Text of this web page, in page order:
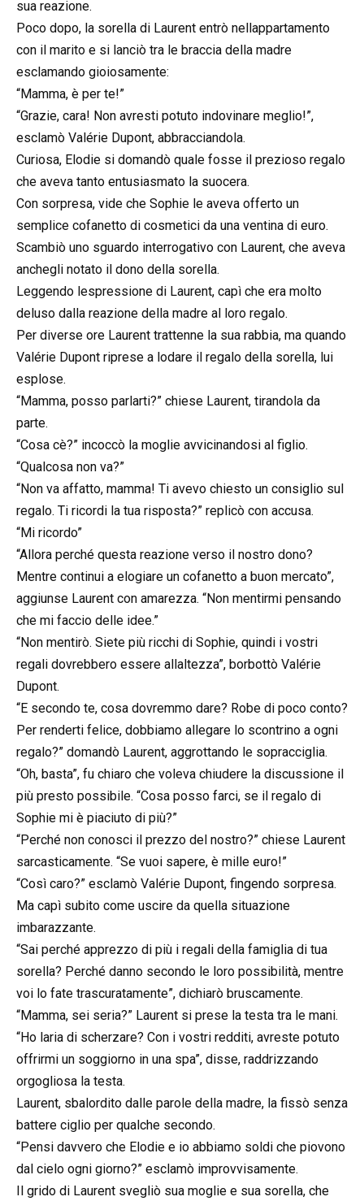
sua reazione.
Poco dopo, la sorella di Laurent entrò nellappartamento
con il marito e si lanciò tra le braccia della madre
esclamando gioiosamente:
“Mamma, è per te!”
“Grazie, cara! Non avresti potuto indovinare meglio!”,
esclamò Valérie Dupont, abbracciandola.
Curiosa, Elodie si domandò quale fosse il prezioso regalo
che aveva tanto entusiasmato la suocera.
Con sorpresa, vide che Sophie le aveva offerto un
semplice cofanetto di cosmetici da una ventina di euro.
Scambiò uno sguardo interrogativo con Laurent, che aveva
anchegli notato il dono della sorella.
Leggendo lespressione di Laurent, capì che era molto
deluso dalla reazione della madre al loro regalo.
Per diverse ore Laurent trattenne la sua rabbia, ma quando
Valérie Dupont riprese a lodare il regalo della sorella, lui
esplose.
“Mamma, posso parlarti?” chiese Laurent, tirandola da
parte.
“Cosa cè?” incoccò la moglie avvicinandosi al figlio.
“Qualcosa non va?”
“Non va affatto, mamma! Ti avevo chiesto un consiglio sul
regalo. Ti ricordi la tua risposta?” replicò con accusa.
“Mi ricordo”
“Allora perché questa reazione verso il nostro dono?
Mentre continui a elogiare un cofanetto a buon mercato”,
aggiunse Laurent con amarezza. “Non mentirmi pensando
che mi faccio delle idee.”
“Non mentirò. Siete più ricchi di Sophie, quindi i vostri
regali dovrebbero essere allaltezza”, borbottò Valérie
Dupont.
“E secondo te, cosa dovremmo dare? Robe di poco conto?
Per renderti felice, dobbiamo allegare lo scontrino a ogni
regalo?” domandò Laurent, aggrottando le sopracciglia.
“Oh, basta”, fu chiaro che voleva chiudere la discussione il
più presto possibile. “Cosa posso farci, se il regalo di
Sophie mi è piaciuto di più?”
“Perché non conosci il prezzo del nostro?” chiese Laurent
sarcasticamente. “Se vuoi sapere, è mille euro!”
“Così caro?” esclamò Valérie Dupont, fingendo sorpresa.
Ma capì subito come uscire da quella situazione
imbarazzante.
“Sai perché apprezzo di più i regali della famiglia di tua
sorella? Perché danno secondo le loro possibilità, mentre
voi lo fate trascuratamente”, dichiarò bruscamente.
“Mamma, sei seria?” Laurent si prese la testa tra le mani.
“Ho laria di scherzare? Con i vostri redditi, avreste potuto
offrirmi un soggiorno in una spa”, disse, raddrizzando
orgogliosa la testa.
Laurent, sbalordito dalle parole della madre, la fissò senza
battere ciglio per qualche secondo.
“Pensi davvero che Elodie e io abbiamo soldi che piovono
dal cielo ogni giorno?” esclamò improvvisamente.
Il grido di Laurent svegliò sua moglie e sua sorella, che